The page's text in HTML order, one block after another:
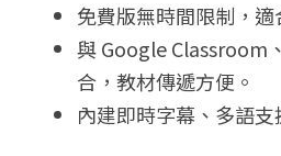
免費版無時間限制，適
與 Google Classroom
合，教材傳遞方便。
內建即時字幕、多語支